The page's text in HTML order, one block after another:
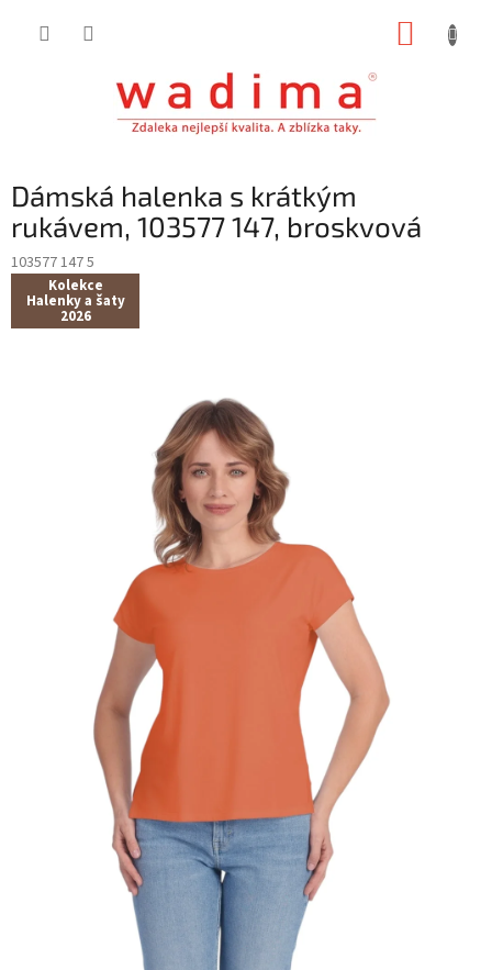
Dámská halenka s krátkým
rukávem, 103577 147, broskvová
103577 147 5
Kolekce
Halenky a šaty
2026